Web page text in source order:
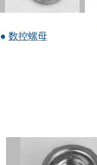
● 数控螺母